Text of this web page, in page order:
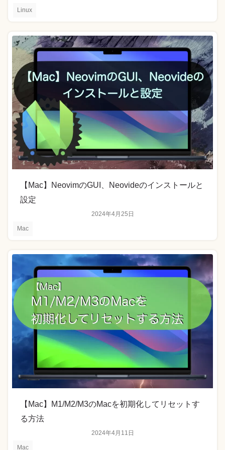
Linux
Mac
2024年4月25日
【Mac】NeovimのGUI、Neovideのインストールと
設定
Mac
2024年4月11日
【Mac】M1/M2/M3のMacを初期化してリセットす
る方法